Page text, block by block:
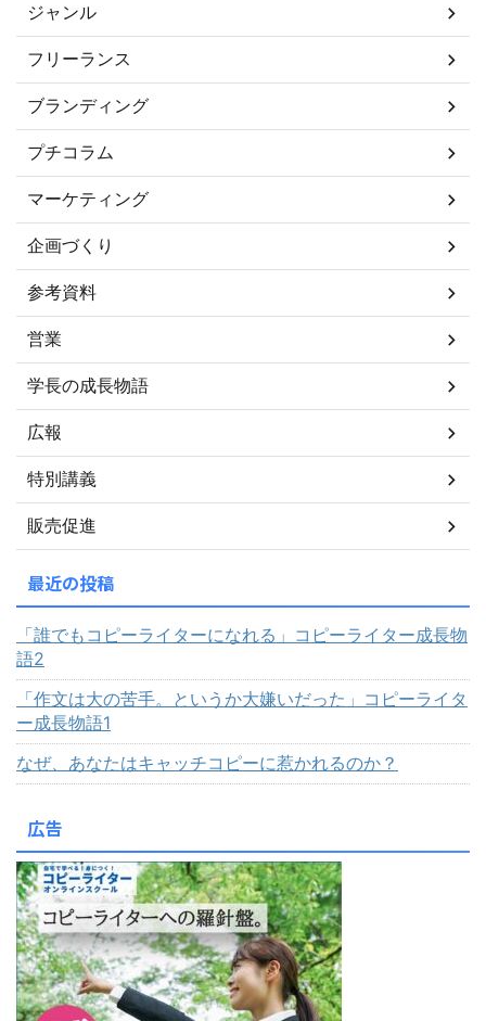
ジャンル
フリーランス
ブランディング
プチコラム
マーケティング
企画づくり
参考資料
営業
学長の成長物語
広報
特別講義
販売促進
最近の投稿
「誰でもコピーライターになれる」コピーライター成長物
語2
「作文は大の苦手。というか大嫌いだった」コピーライタ
ー成長物語1
なぜ、あなたはキャッチコピーに惹かれるのか？
広告